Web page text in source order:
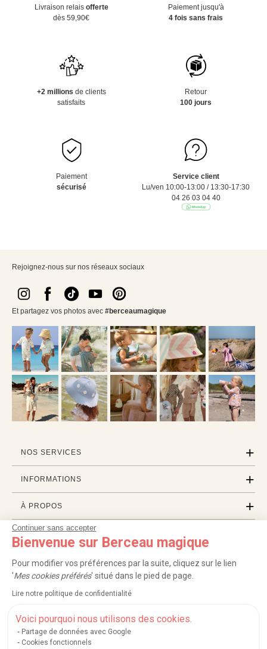
Continuer sans accepter
Bienvenue sur Berceau magique
Pour modifier vos préférences par la suite, cliquez sur le lien
'Mes cookies préférés' situé dans le pied de page.
Lire notre politique de confidentialité
Voici pourquoi nous utilisons des cookies.
Partage de données avec Google
Cookies fonctionnels
Livraison relais offerte
dès 59,90€
Paiement jusqu'à
4 fois sans frais
+2 millions de clients
satisfaits
Retour
100 jours
Paiement
sécurisé
Service client
Lu/ven 10:00-13:00 / 13:30-17:30
04 26 03 04 40
Rejoignez-nous sur nos réseaux sociaux
Et partagez vos photos avec #berceaumagique
NOS SERVICES
INFORMATIONS
À PROPOS
PROFESSIONNELS
LISTES CADEAUX
Service après-vente| FAQ |Rappels de produits|Protection des données
Mentions légales et crédits Conditions générales de ventes